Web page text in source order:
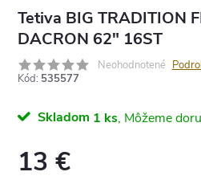
Tetiva BIG TRADITION
DACRON 62" 16ST
Neohodnotené
Kód: 535577
Skladom 1 ks
13 €